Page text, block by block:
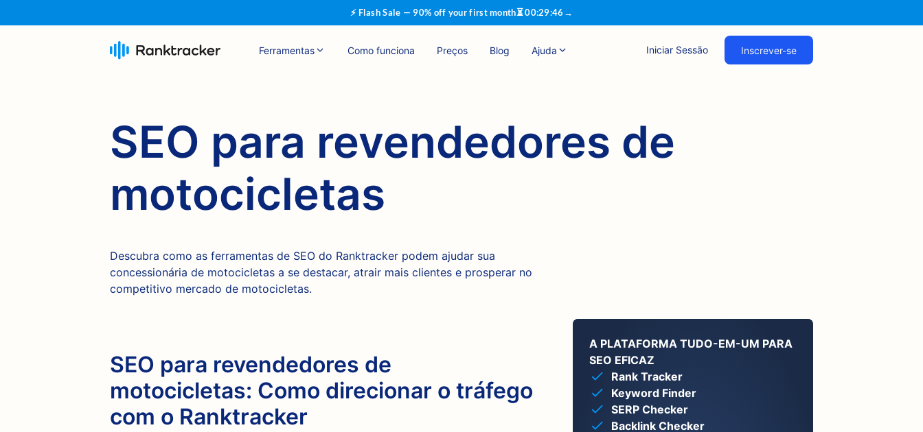
⚡ Flash Sale — 90% off your first month⏳00:29:45 →
Ferramentas Como funciona Preços Blog Ajuda Iniciar Sessão Inscrever-se
SEO para revendedores de
motocicletas
Descubra como as ferramentas de SEO do Ranktracker podem ajudar sua
concessionária de motocicletas a se destacar, atrair mais clientes e prosperar no
competitivo mercado de motocicletas.
SEO para revendedores de
motocicletas: Como direcionar o tráfego
com o Ranktracker
A PLATAFORMA TUDO-EM-UM PARA
SEO EFICAZ
Rank Tracker
Keyword Finder
SERP Checker
Backlink Checker